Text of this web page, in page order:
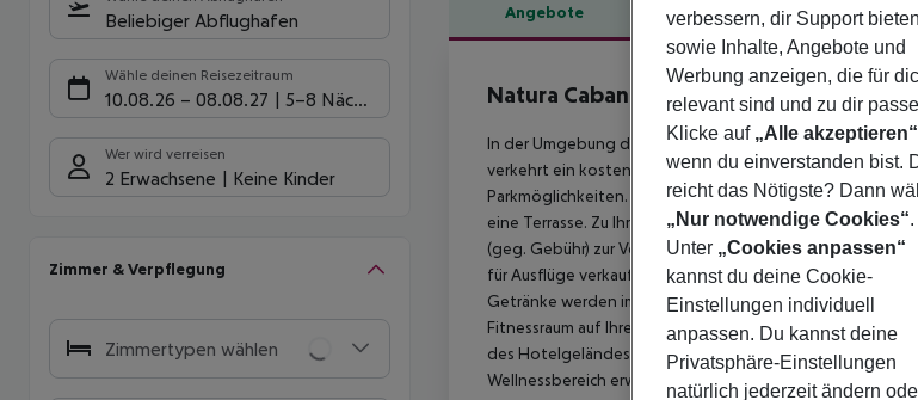
Beliebiger Abflughafen
Wähle deinen Reisezeitraum
10.08.26 – 08.08.27 5-8 Nächte
Wer wird verreisen
2 Erwachsene Keine Kinder
Zimmer & Verpflegung
Zimmertypen wählen
Angebote Hotelbeschreibung
Hotelbeschreibung
Natura Cabana Boutique Hotel & Spa
3
In der Umgebung des hoteleigenen Sandstrandes liegt
verkehrt ein kostenpflichtiges Shuttle. Das Hotel verfügt
Parkmöglichkeiten. Im Außenbereich befindet sich
eine Terrasse. Zu Ihrer Unterhaltung bietet das Hotel
(geg. Gebühr) zur Verfügung. Für Ihren Komfort sorgt
für Ausflüge verkauft.
Verpflegung Frühstück wird à la
Getränke werden im Hotel Wasser, Softdrinks, Kaffee
Fitnessraum auf Ihren Besuch. Gegen Gebühr können
des Hotelgeländes Reitmöglichkeiten (ca. EXTRA_FEE m
Wellnessbereich erwartet Sie eine Sauna (geg. Gebühr).
verbessern, dir Support bieten
sowie Inhalte, Angebote und
Werbung anzeigen, die für
relevant sind und zu dir
Klicke auf „Alle akzeptieren“
wenn du einverstanden bist.
reicht das Nötigste? Dann
„Nur notwendige Cookies“.
Unter „Cookies anpassen“
kannst du deine Cookie-
Einstellungen individuell
anpassen. Du kannst deine
Privatsphäre-Einstellungen
natürlich jederzeit ändern